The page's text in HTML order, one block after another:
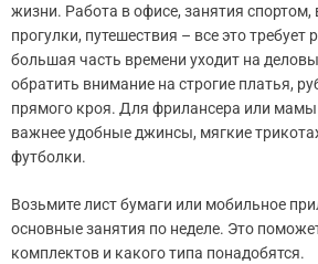
жизни. Работа в офисе, занятия спортом,
прогулки, путешествия – все это
большая часть времени уходит на
обратить внимание на строгие платья,
прямого кроя. Для фрилансера или мамы
важнее удобные джинсы, мягкие
футболки.
Возьмите лист бумаги или мобильное
основные занятия по неделе. Это
комплектов и какого типа понадобятся.